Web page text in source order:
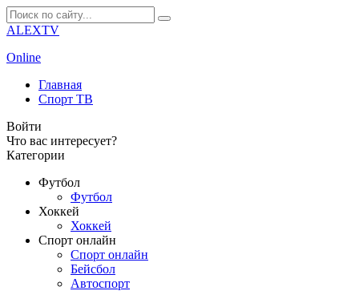
ALEXTV
Online
Главная
Спорт ТВ
Войти
Что вас интересует?
Категории
Футбол
Футбол
Хоккей
Хоккей
Спорт онлайн
Спорт онлайн
Бейсбол
Автоспорт